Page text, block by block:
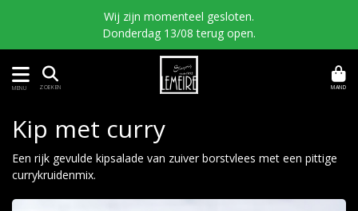
Wij zijn momenteel gesloten.
Donderdag 13/08 terug open.
MENU ZOEKEN MAND
Kip met curry
Een rijk gevulde kipsalade van zuiver borstvlees met een pittige
currykruidenmix.